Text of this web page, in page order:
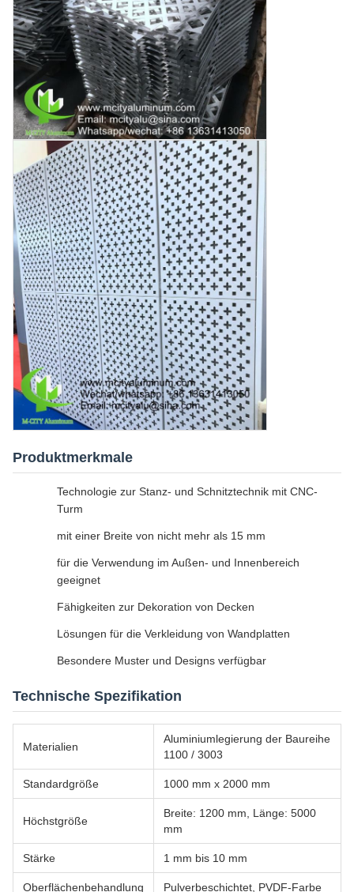
Produktmerkmale
Technologie zur Stanz- und Schnitztechnik mit CNC-
Turm
mit einer Breite von nicht mehr als 15 mm
für die Verwendung im Außen- und Innenbereich
geeignet
Fähigkeiten zur Dekoration von Decken
Lösungen für die Verkleidung von Wandplatten
Besondere Muster und Designs verfügbar
Technische Spezifikation
Materialien
Aluminiumlegierung der Baureihe
1100 / 3003
Standardgröße 1000 mm x 2000 mm
Höchstgröße
Breite: 1200 mm, Länge: 5000
mm
Stärke 1 mm bis 10 mm
Oberflächenbehandlung Pulverbeschichtet, PVDF-Farbe